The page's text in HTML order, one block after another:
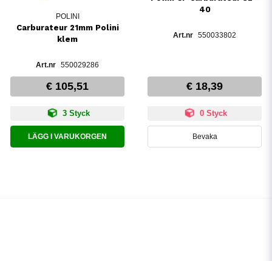
POLINI
Carburateur 21mm Polini
klem
550029286
€ 105,51
3 Styck
LÄGG I VARUKORGEN
40
550033802
€ 18,39
0 Styck
Bevaka